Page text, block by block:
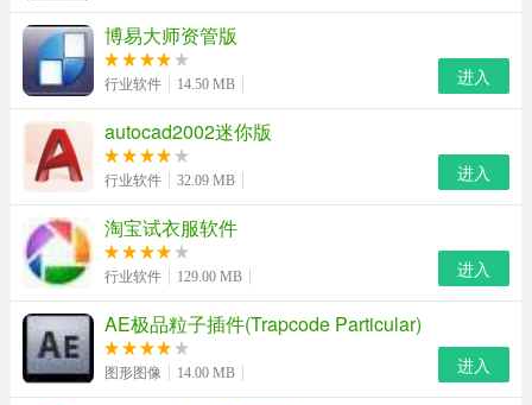
2、扫描结束后，360文件恢复功能会显示丢失文件的情
博易大师资管版
行业软件 14.50 MB 进入
autocad2002迷你版
行业软件 32.09 MB 进入
淘宝试衣服软件
行业软件 129.00 MB 进入
AE极品粒子插件(Trapcode Particular)
图形图像 14.00 MB 进入